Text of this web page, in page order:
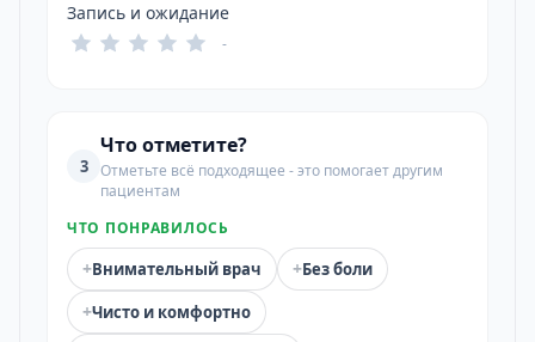
Запись и ожидание
-
3
Что отметите?
Отметьте всё подходящее - это помогает другим
пациентам
ЧТО ПОНРАВИЛОСЬ
+Внимательный врач +Без боли
+Чисто и комфортно